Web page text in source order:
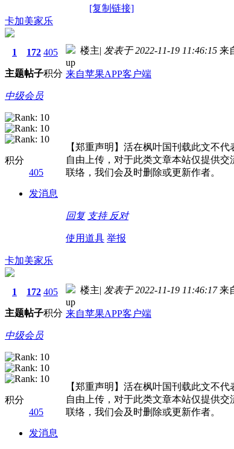
[复制链接]
卡加美家乐
1
主题
172
帖子
405
积分
中级会员
积分
405
发消息
楼主| 发表于 2022-11-19 11:46:15 来
up
来自苹果APP客户端
【郑重声明】活在枫叶国刊载此文不
自由上传，对于此类文章本站仅提供
联络，我们会及时删除或更新作者。
回复 支持 反对
使用道具 举报
卡加美家乐
1
主题
172
帖子
405
积分
中级会员
积分
405
发消息
楼主| 发表于 2022-11-19 11:46:17 来
up
来自苹果APP客户端
【郑重声明】活在枫叶国刊载此文不
自由上传，对于此类文章本站仅提供
联络，我们会及时删除或更新作者。